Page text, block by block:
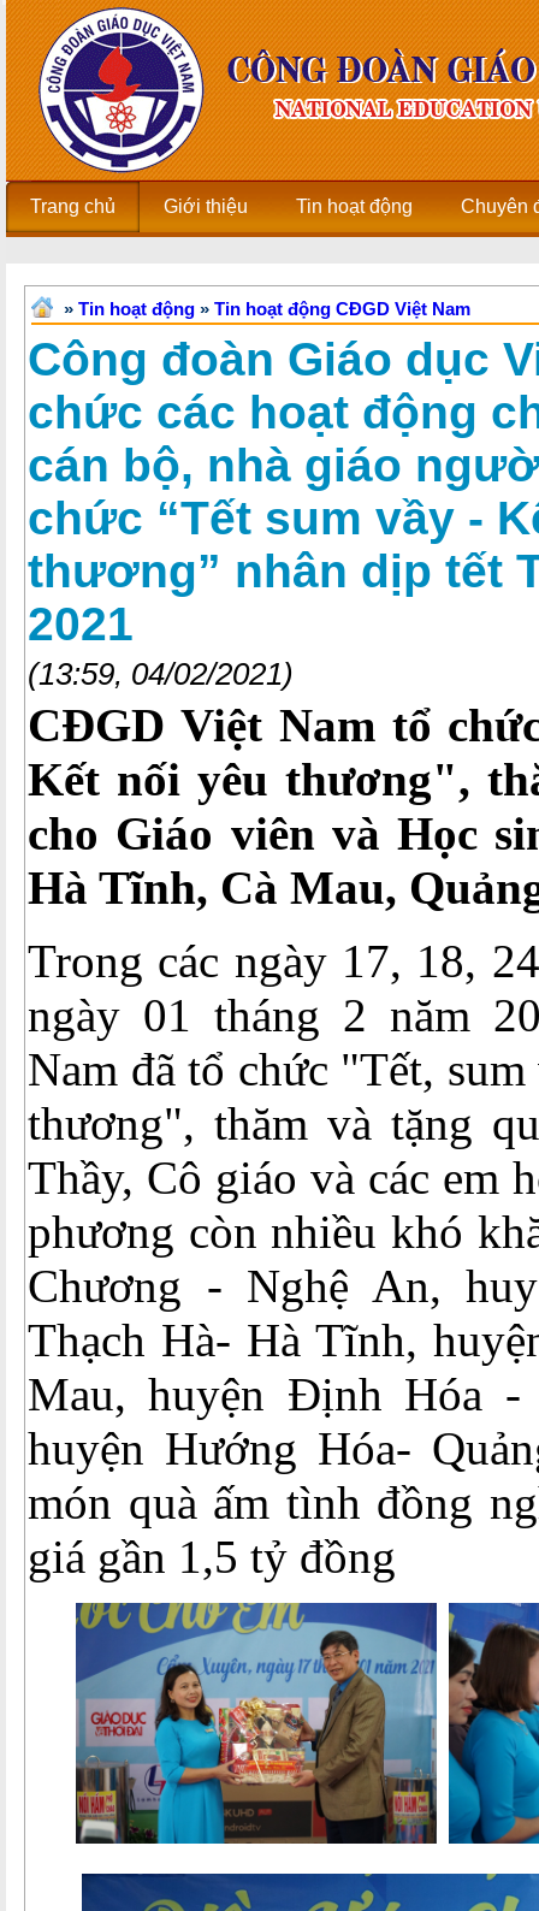
Trang chủ Giới thiệu Tin hoạt động Chuyên
» Tin hoạt động » Tin hoạt động CĐGD Việt Nam
Công đoàn Giáo dục
chức các hoạt động
cán bộ, nhà giáo
chức “Tết sum vầy -
thương” nhân dịp tết
2021
(13:59, 04/02/2021)
CĐGD Việt Nam tổ
Kết nối yêu thương",
cho Giáo viên và Học
Hà Tĩnh, Cà Mau,
Trong các ngày 17, 18,
ngày 01 tháng 2 năm
Nam đã tổ chức "Tết,
thương", thăm và tặng
Thầy, Cô giáo và các em
phương còn nhiều khó
Chương - Nghệ An,
Thạch Hà- Hà Tĩnh,
Mau, huyện Định Hóa -
huyện Hướng Hóa-
món quà ấm tình đồng
giá gần 1,5 tỷ đồng